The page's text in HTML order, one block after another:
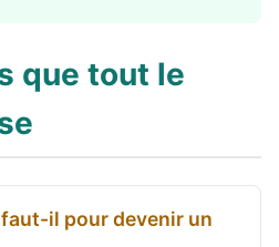
que tout le
il pour devenir un